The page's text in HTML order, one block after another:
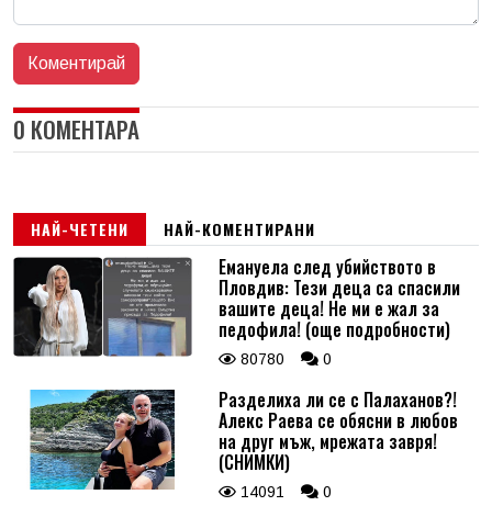
0 КОМЕНТАРА
НАЙ-ЧЕТЕНИ НАЙ-КОМЕНТИРАНИ
Емануела след убийството в
Пловдив: Тези деца са спасили
вашите деца! Не ми е жал за
педофила! (още подробности)
80780 0
Разделиха ли се с Палаханов?!
Алекс Раева се обясни в любов
на друг мъж, мрежата завря!
(СНИМКИ)
14091 0